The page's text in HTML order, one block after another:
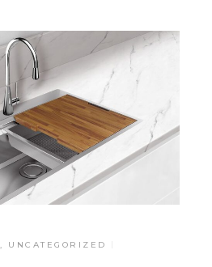
UNCATEGORIZED